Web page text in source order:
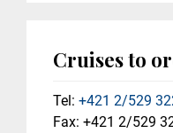
Cruises to
Tel: +421 2/529
Fax: +421 2/529